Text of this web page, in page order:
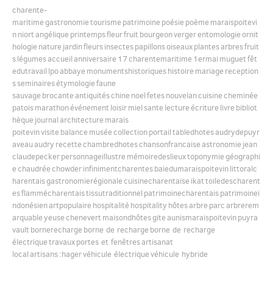
Español
charente-
maritime gastronomietourisme patrimoine poésie poème maraispoitevi
nniort angélique printempsfleurfruit bourgeonvergerentomologie ornit
hologie nature jardinfleursinsectespapillonsoiseauxplantesarbresfruit
slégumesaccueil anniversaire 17 charentemaritime 1ermai muguetfêt
edutravail lpoabbaye monumentshistoriqueshistoire mariage reception
sseminairesétymologiefaune
sauvage brocante antiquitéschine noelfetesnouvelancuisine cheminée
patoismarathonévénement loisirmiel sante lecture écriture livre bibliot
hèque journal architecture marais
poitevinvisite balance musée collectionportailtabledhotesaudrydepuyr
aveauaudry recette chambredhoteschansonfrancaise astronomie jean
claudepeckerpersonnageillustre mémoiredeslieuxtoponymie géographi
e chaudrée chowderinfinimentcharentesbaiedumaraispoitevinlittoralc
harentaisgastronomierégionale cuisinecharentaise ikattoiledescharent
esflammécharentaistissutraditionnel patrimoinecharentaispatrimoinei
ndonésienartpopulaire hospitalité hospitality hôtesarbre parc arbrerem
arquableyeuse chenevert maisondhôtesgite aunismaraispoitevinpuyra
vault bornerecharge borne de recharge borne de recharge
électriquetravauxportes et fenêtresartisanat
local artisans:hagervéhicule électriquevéhicule hybride